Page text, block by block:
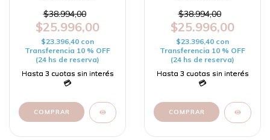
$38.994,00
$25.996,00
$23.396,40 con
Transferencia 10 % OFF
(24 hs de reserva)
$38.994,00
$25.996,00
$23.396,40 con
Transferencia 10 % OFF
(24 hs de reserva)